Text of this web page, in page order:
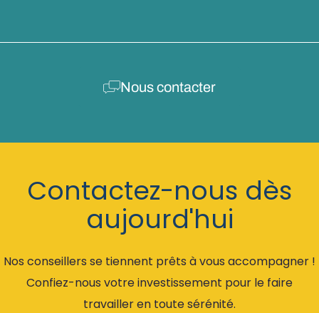
Nous contacter
Contactez-nous dès
aujourd'hui
Nos conseillers se tiennent prêts à vous accompagner !
Confiez-nous votre investissement pour le faire
travailler en toute sérénité.